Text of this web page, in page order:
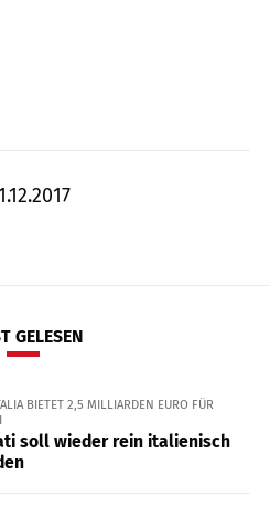
GELESEN
BIETET 2,5 MILLIARDEN EURO FÜR
soll wieder rein italienisch